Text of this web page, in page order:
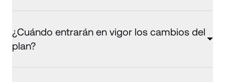
¿Cuándo entrarán en vigor los cambios del
plan?